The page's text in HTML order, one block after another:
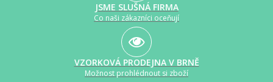
JSME SLUŠNÁ FIRMA
Co naši zákazníci oceňují
VZORKOVÁ PRODEJNA V BRNĚ
Možnost prohlédnout si zboží